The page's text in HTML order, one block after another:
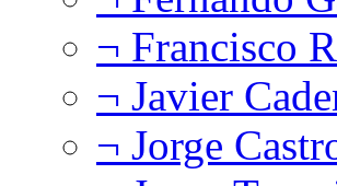
¬ Francisco
¬ Javier
¬ Jorge